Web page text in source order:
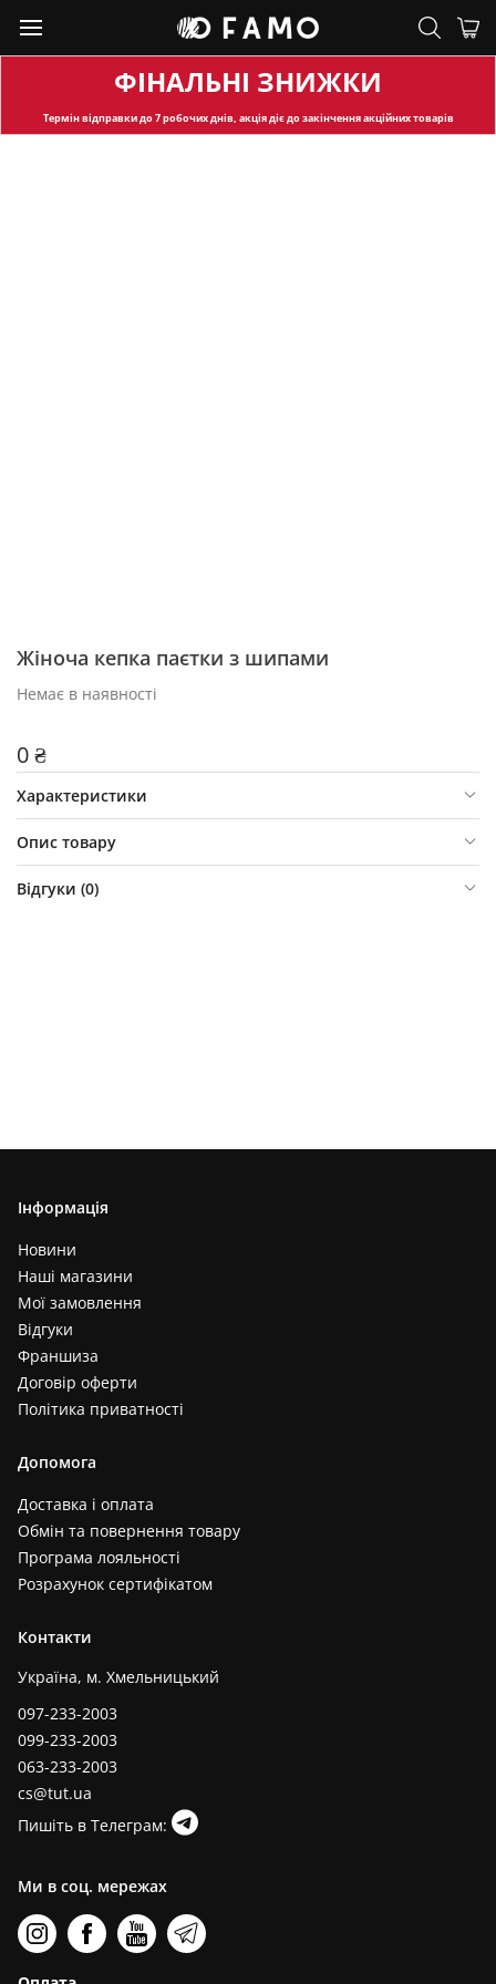
ФІНАЛЬНІ ЗНИЖКИ
Термін відправкидо 7 робочих днів, акція діє до закінчення акційних товарів
Жіноча кепка паєтки з шипами
Немає в наявності
0 ₴
Характеристики
Опис товару
Відгуки (0)
Інформація
Новини
Наші магазини
Мої замовлення
Відгуки
Франшиза
Договір оферти
Політика приватності
Допомога
Доставка і оплата
Обмін та повернення товару
Програма лояльності
Розрахунок сертифікатом
Контакти
Україна, м. Хмельницький
097-233-2003
099-233-2003
063-233-2003
cs@tut.ua
Пишіть в Телеграм:
Ми в соц. мережах